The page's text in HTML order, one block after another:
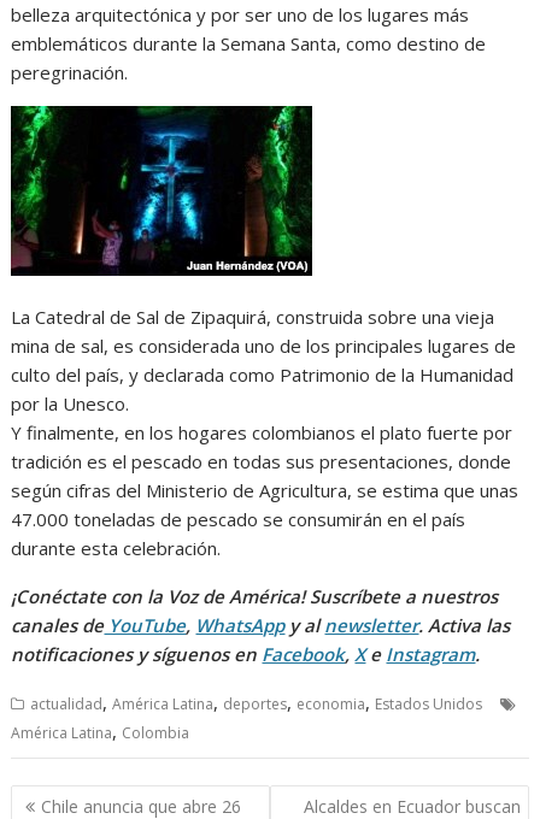
belleza arquitectónica y por ser uno de los lugares más
emblemáticos durante la Semana Santa, como destino de
peregrinación.
La Catedral de Sal de Zipaquirá, construida sobre una vieja
mina de sal, es considerada uno de los principales lugares de
culto del país, y declarada como Patrimonio de la Humanidad
por la Unesco.
Y finalmente, en los hogares colombianos el plato fuerte por
tradición es el pescado en todas sus presentaciones, donde
según cifras del Ministerio de Agricultura, se estima que unas
47.000 toneladas de pescado se consumirán en el país
durante esta celebración.
¡Conéctate con la Voz de América! Suscríbete a nuestros
canales deYouTube, WhatsAppy alnewsletter. Activa las
notificaciones y síguenos en Facebook, Xe Instagram.
actualidad,América Latina, deportes, economia, Estados Unidos
América Latina, Colombia
Navegación
Chile anuncia que abre 26 Alcaldes en Ecuador buscan